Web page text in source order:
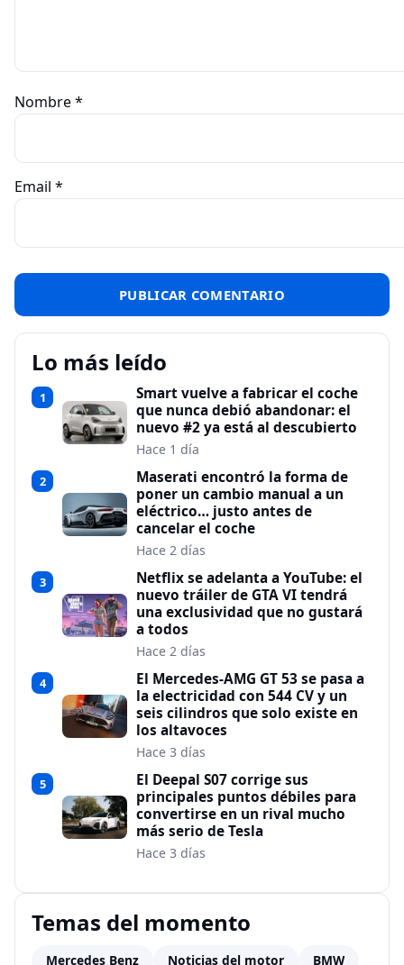
Nombre*
Email *
Lo más leído
1
Smart vuelve a fabricar el coche
que nunca debió abandonar: el
nuevo #2 ya está al descubierto
Hace 1 día
2
Maserati encontró la forma de
poner un cambio manual a un
eléctrico… justo antes de
cancelar el coche
Hace 2 días
3
Netflix se adelanta a YouTube: el
nuevo tráiler de GTA VI tendrá
una exclusividad que no gustará
a todos
Hace 2 días
4
El Mercedes-AMG GT 53 se pasa a
la electricidad con 544 CV y un
seis cilindros que solo existe en
los altavoces
Hace 3 días
5
El Deepal S07 corrige sus
principales puntos débiles para
convertirse en un rival mucho
más serio de Tesla
Hace 3 días
Temas del momento
Mercedes Benz Noticias del motor BMW